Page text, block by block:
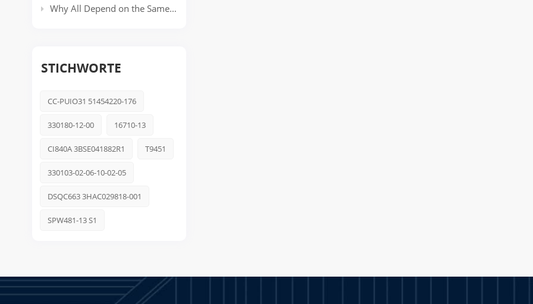
Why All Depend on the Same Safety Platform: Triconex
STICHWORTE
CC-PUIO31 51454220-176
330180-12-00 16710-13
CI840A 3BSE041882R1 T9451
330103-02-06-10-02-05
DSQC663 3HAC029818-001
SPW481-13 S1